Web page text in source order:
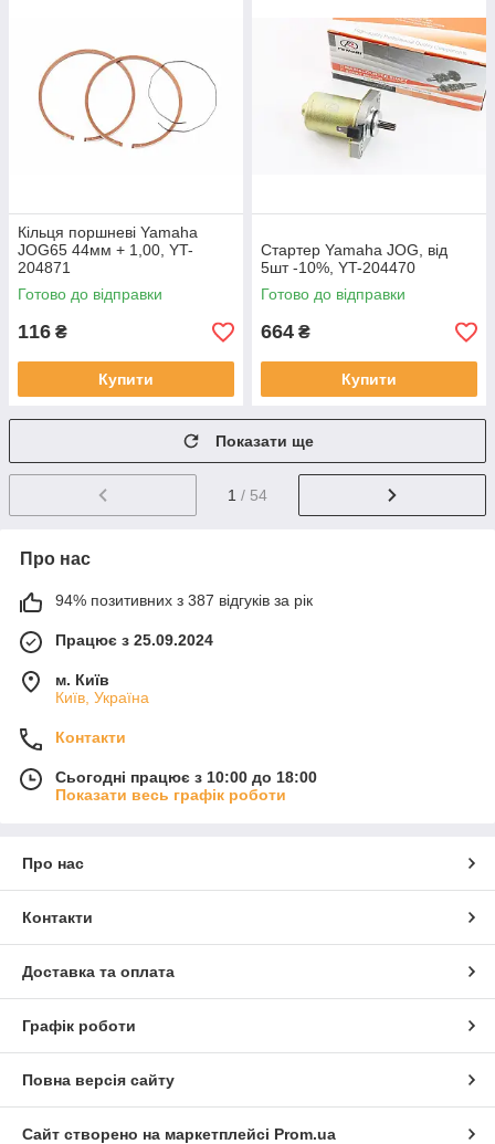
Кільця поршневі Yamaha
JOG65 44мм + 1,00, YT-
204871
Готово до відправки
116 ₴
Купити
Стартер Yamaha JOG, від
5шт -10%, YT-204470
Готово до відправки
664 ₴
Купити
Показати ще
1 / 54
Про нас
94% позитивних з 387 відгуків за рік
Працює з 25.09.2024
м. Київ
Київ, Україна
Контакти
Сьогодні працює з 10:00 до 18:00
Показати весь графік роботи
Про нас
Контакти
Доставка та оплата
Графік роботи
Повна версія сайту
Сайт створено на маркетплейсі Prom.ua